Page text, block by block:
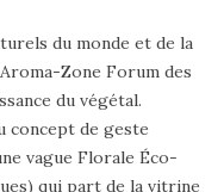
du monde et de la
Zone Forum des
du végétal.
concept de geste
vague Florale Éco-
qui part de la vitrine